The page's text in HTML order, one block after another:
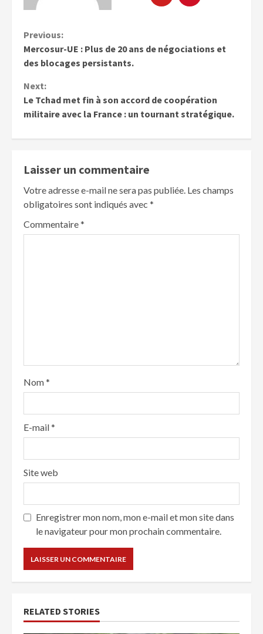
Previous:
Mercosur-UE : Plus de 20 ans de négociations et
des blocages persistants.
Next:
Le Tchad met fin à son accord de coopération
militaire avec la France : un tournant stratégique.
Laisser un commentaire
Votre adresse e-mail ne sera pas publiée. Les champs
obligatoires sont indiqués avec *
Commentaire*
Nom*
E-mail*
Site web
Enregistrer mon nom, mon e-mail et mon site dans
le navigateur pour mon prochain commentaire.
RELATED STORIES